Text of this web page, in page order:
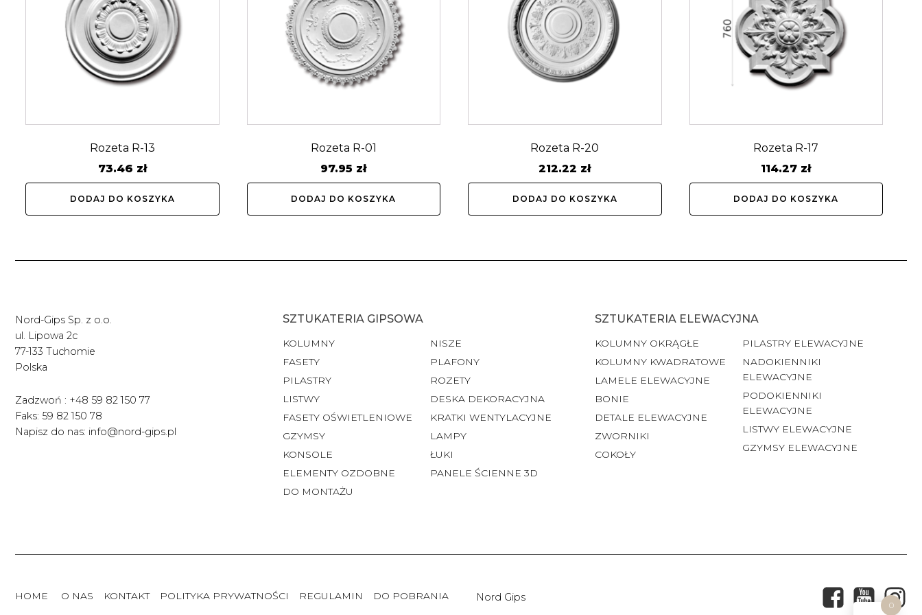
Rozeta R-13
73.46 zł
DODAJ DO KOSZYKA
Rozeta R-01
97.95 zł
DODAJ DO KOSZYKA
Rozeta R-20
212.22 zł
DODAJ DO KOSZYKA
Rozeta R-17
114.27 zł
DODAJ DO KOSZYKA
Nord-Gips Sp. z o.o.
ul. Lipowa 2c
77-133 Tuchomie
Polska
Zadzwoń : +48 59 82 150 77
Faks: 59 82 150 78
Napisz do nas: info@nord-gips.pl
SZTUKATERIA GIPSOWA
KOLUMNY
FASETY
PILASTRY
LISTWY
FASETY OŚWIETLENIOWE
GZYMSY
KONSOLE
ELEMENTY OZDOBNE
DO MONTAŻU
NISZE
PLAFONY
ROZETY
DESKA DEKORACYJNA
KRATKI WENTYLACYJNE
LAMPY
ŁUKI
PANELE ŚCIENNE 3D
SZTUKATERIA ELEWACYJNA
KOLUMNY OKRĄGŁE
KOLUMNY KWADRATOWE
LAMELE ELEWACYJNE
BONIE
DETALE ELEWACYJNE
ZWORNIKI
COKOŁY
PILASTRY ELEWACYJNE
NADOKIENNIKI
ELEWACYJNE
PODOKIENNIKI
ELEWACYJNE
LISTWY ELEWACYJNE
GZYMSY ELEWACYJNE
HOME O NAS KONTAKT POLITYKA PRYWATNOŚCI REGULAMIN DO POBRANIA Nord Gips
0